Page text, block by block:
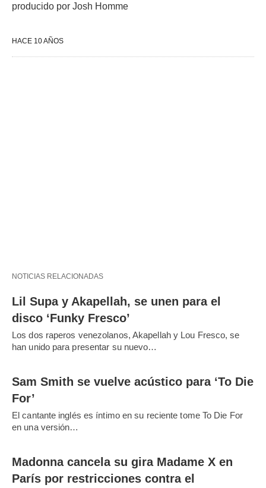
producido por Josh Homme
HACE 10 AÑOS
NOTICIAS RELACIONADAS
Lil Supa y Akapellah, se unen para el
disco ‘Funky Fresco’
Los dos raperos venezolanos, Akapellah y Lou Fresco, se
han unido para presentar su nuevo…
Sam Smith se vuelve acústico para ‘To Die
For’
El cantante inglés es íntimo en su reciente tome To Die For
en una versión…
Madonna cancela su gira Madame X en
París por restricciones contra el